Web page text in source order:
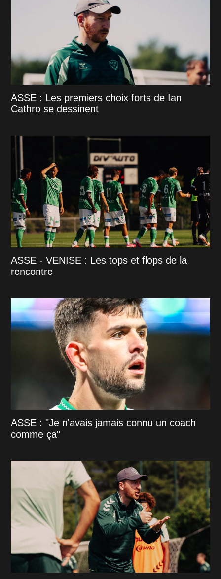
ASSE : Les premiers choix forts de Ian
Cathro se dessinent
ASSE - VENISE : Les tops et flops de la
rencontre
ASSE : "Je n'avais jamais connu un coach
comme ça"